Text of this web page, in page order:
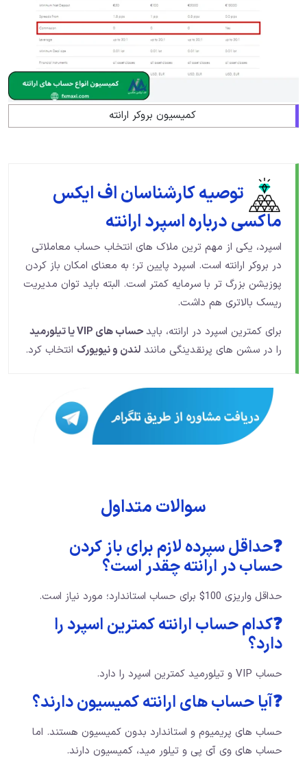
کمیسیون بروکر ارانته
توصیه کارشناسان اف ایکس
ماکسی درباره اسپرد ارانته
اسپرد، یکی از مهم ترین ملاک های انتخاب حساب معاملاتی
در بروکر ارانته است. اسپرد پایین تر؛ به معنای امکان باز کردن
پوزیشن بزرگ تر با سرمایه کمتر است. البته باید توان مدیریت
ریسک بالاتری هم داشت.
برای کمترین اسپرد در ارانته، بایدحساب های VIP یا تیلورمید
را در سشن های پرنقدینگی مانند لندن و نیویورک انتخاب کرد.
سوالات متداول
❓حداقل سپرده لازم برای باز کردن
حساب در ارانته چقدر است؟
حداقل واریزی 100$ برای حساب استاندارد؛ مورد نیاز است.
❓کدام حساب ارانته کمترین اسپرد را
دارد؟
حساب VIP و تیلورمید کمترین اسپرد را دارد.
❓آیا حساب های ارانته کمیسیون دارند؟
حساب های پریمیوم و استاندارد بدون کمیسیون هستند. اما
حساب های وی آی پی و تیلور مید، کمیسیون دارند.